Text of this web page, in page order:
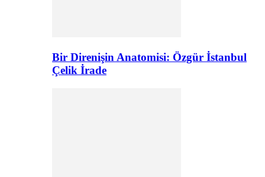
Bir Direnişin Anatomisi: Özgür İstanbul
Çelik İrade